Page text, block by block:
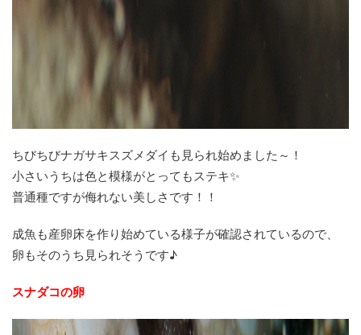
ちびちびナガサキスズメダイも見られ始めました～！
小さいうちは色と模様がとってもステキ✨
普通種ですが侮れない美しさです！！
成魚も産卵床を作り始めている様子が確認されているので、
卵もそのうち見られそうです♪
スナダコの卵